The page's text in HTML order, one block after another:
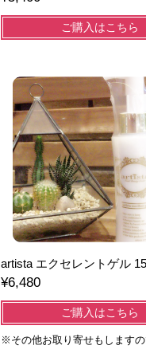
ご購入はこちら
artista エクセレントゲル
¥6,480
ご購入はこちら
※その他お取り寄せもしますの